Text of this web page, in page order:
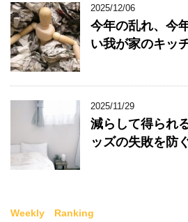
2025/12/06
今年の乱れ、今
い我が家のキッ
2025/11/29
減らして得られ
ッズの失敗を防
Weekly Ranking